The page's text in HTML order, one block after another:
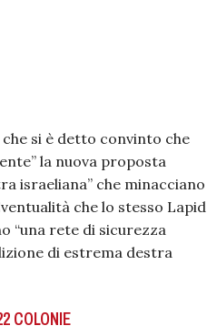
che si è detto convinto che
la nuova proposta
israeliana” che minacciano
che lo stesso Lapid
“una rete di sicurezza
di estrema destra
COLONIE